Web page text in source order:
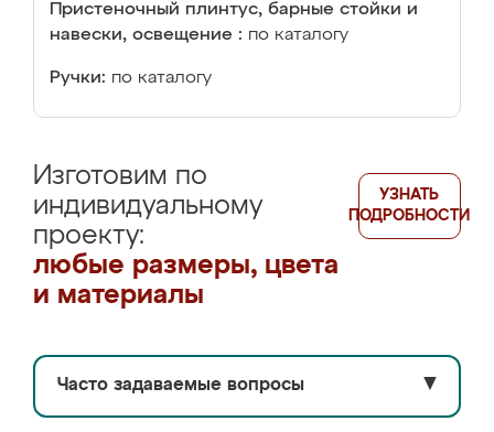
Пристеночный плинтус, барные стойки и
навески, освещение : по каталогу
Ручки: по каталогу
Изготовим по
индивидуальному
проекту:
любые размеры, цвета
и материалы
УЗНАТЬ
ПОДРОБНОСТИ
Часто задаваемые вопросы ▼